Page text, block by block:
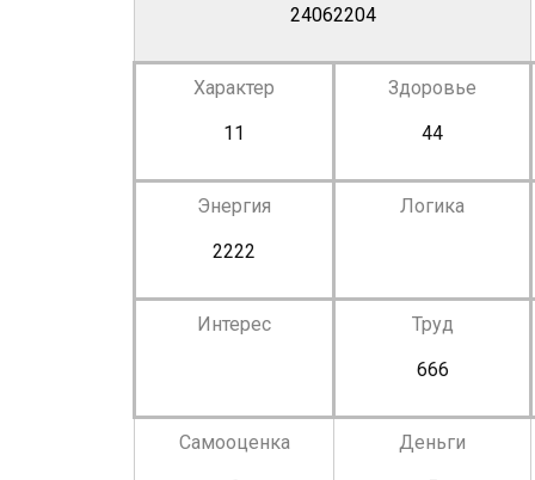
24062204
Характер
11
Здоровье
44
Энергия
2222
Логика
Интерес
Труд
666
Самооценка
Деньги